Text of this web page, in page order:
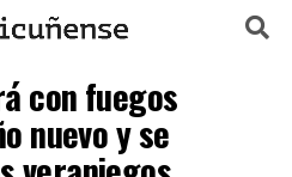
con fuegos
nuevo y se